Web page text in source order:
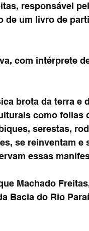
responsável
de um livro de
com intérprete
brota da terra e
como folias
serestas,
se reinventam e
essas
Machado
Bacia do Rio